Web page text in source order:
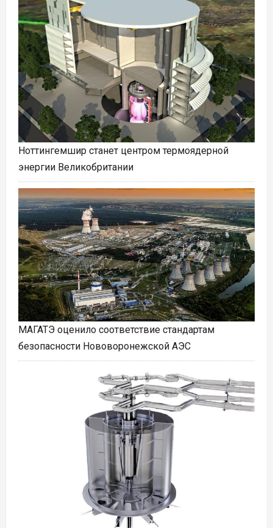
Ноттингемшир станет центром термоядерной
энергии Великобритании
МАГАТЭ оценило соответствие стандартам
безопасности Нововоронежской АЭС